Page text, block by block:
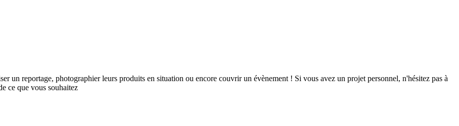
un reportage, photographier leurs produits en situation ou encore couvrir un évènement ! Si vous avez un projet personnel, n'hésitez pas à
ce que vous souhaitez